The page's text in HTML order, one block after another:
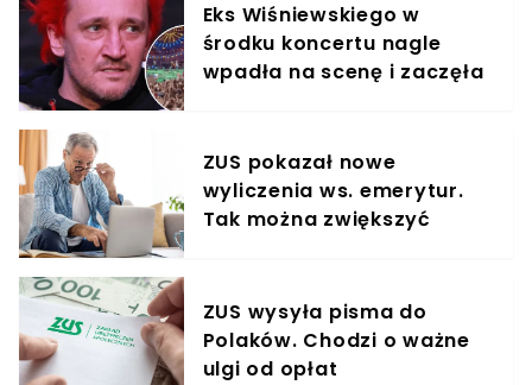
Eks Wiśniewskiego w
środku koncertu nagle
wpadła na scenę i zaczęła
ZUS pokazał nowe
wyliczenia ws. emerytur.
Tak można zwiększyć
ZUS wysyła pisma do
Polaków. Chodzi o ważne
ulgi od opłat